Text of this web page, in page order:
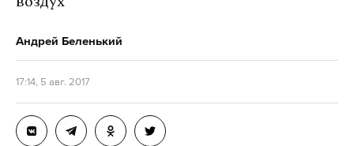
Андрей Беленький
17:14, 5 авг. 2017